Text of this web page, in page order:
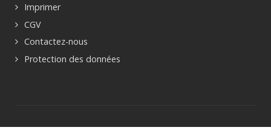
Imprimer
CGV
Contactez-nous
Protection des données